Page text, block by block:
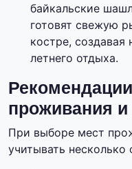
байкальские
готовят свежую
костре,
летнего отдыха.
проживания и
При выборе мест
учитывать несколько